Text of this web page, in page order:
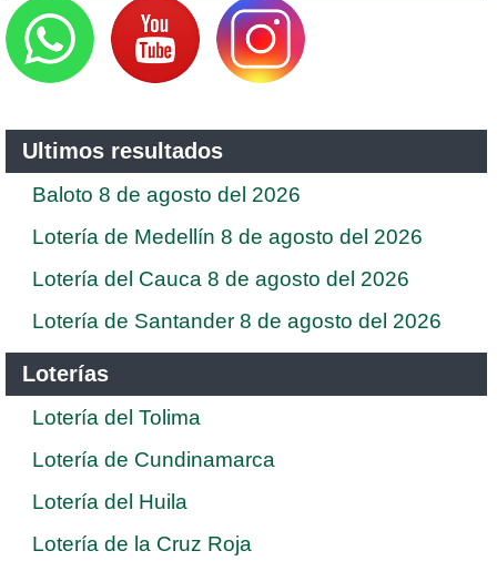
Ultimos resultados
Baloto 8 de agosto del 2026
Lotería de Medellín 8 de agosto del 2026
Lotería del Cauca 8 de agosto del 2026
Lotería de Santander 8 de agosto del 2026
Loterías
Lotería del Tolima
Lotería de Cundinamarca
Lotería del Huila
Lotería de la Cruz Roja